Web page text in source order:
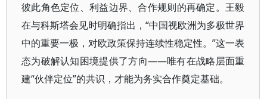
彼此角色定位、利益边界、合作规则的再确定。王毅
在与科斯塔会见时明确指出，“中国视欧洲为多极世界
中的重要一极，对欧政策保持连续性稳定性。”这一表
态为破解认知困境提供了方向——唯有在战略层面重
建“伙伴定位”的共识，才能为务实合作奠定基础。